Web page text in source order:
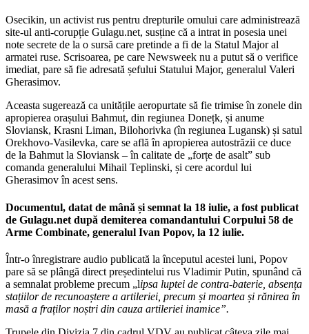
Osecikin, un activist rus pentru drepturile omului care administrează
site-ul anti-corupție Gulagu.net, susține că a intrat in posesia unei
note secrete de la o sursă care pretinde a fi de la Statul Major al
armatei ruse. Scrisoarea, pe care Newsweek nu a putut să o verifice
imediat, pare să fie adresată șefului Statului Major, generalul Valeri
Gherasimov.
Aceasta sugerează ca unitățile aeropurtate să fie trimise în zonele din
apropierea orașului Bahmut, din regiunea Donețk, și anume
Sloviansk, Krasni Liman, Bilohorivka (în regiunea Lugansk) și satul
Orekhovo-Vasilevka, care se află în apropierea autostrăzii ce duce
de la Bahmut la Sloviansk – în calitate de „forțe de asalt” sub
comanda generalului Mihail Teplinski, și cere acordul lui
Gherasimov în acest sens.
Documentul, datat de mână și semnat la 18 iulie, a fost publicat
de Gulagu.net după demiterea comandantului Corpului 58 de
Arme Combinate, generalul Ivan Popov, la 12 iulie.
Într-o înregistrare audio publicată la începutul acestei luni, Popov
pare să se plângă direct președintelui rus Vladimir Putin, spunând că
a semnalat probleme precum „lipsa luptei de contra-baterie, absența
stațiilor de recunoaștere a artileriei, precum și moartea și rănirea în
masă a fraților noștri din cauza artileriei inamice”.